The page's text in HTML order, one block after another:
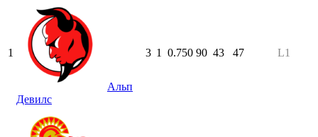
1
Альп
Девилс
3 1 0.750 90 43 47 L1